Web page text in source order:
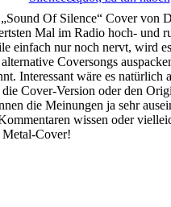
Of Silence“ Cover von
Mal im Radio hoch- und
einfach nur noch nervt, wird
Coversongs
Interessant wäre es natürlich
Cover-Version oder den
die Meinungen ja sehr
wissen oder
Metal-Cover!